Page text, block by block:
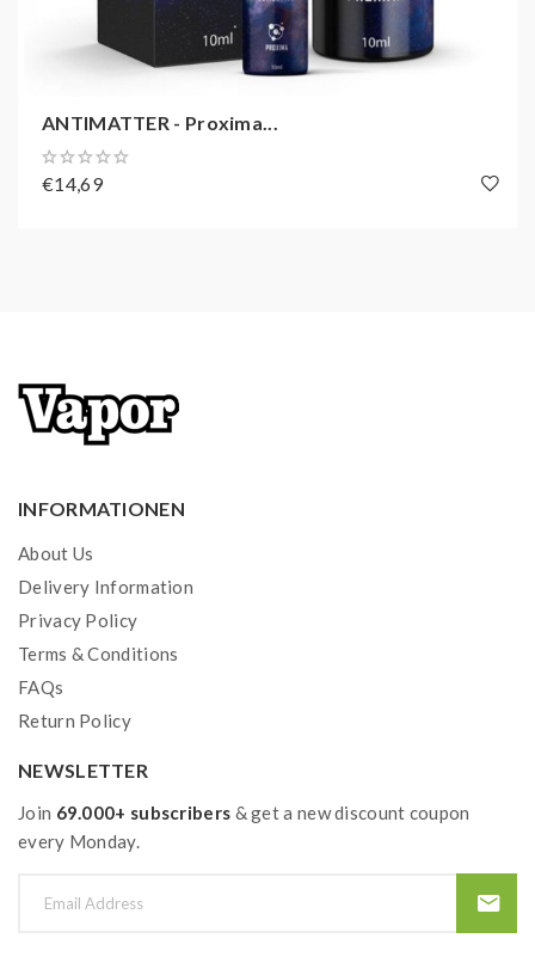
ANTIMATTER - Proxima...
€14,69
INFORMATIONEN
About Us
Delivery Information
Privacy Policy
Terms & Conditions
FAQs
Return Policy
NEWSLETTER
Join 69.000+ subscribers & get a new discount coupon
every Monday.